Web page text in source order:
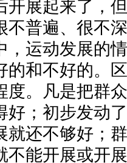
开展起来了，
不普遍、很不
，运动发展的
的和不好的。
度。凡是把群
好；初步发动
就还不够好；
不能开展或开